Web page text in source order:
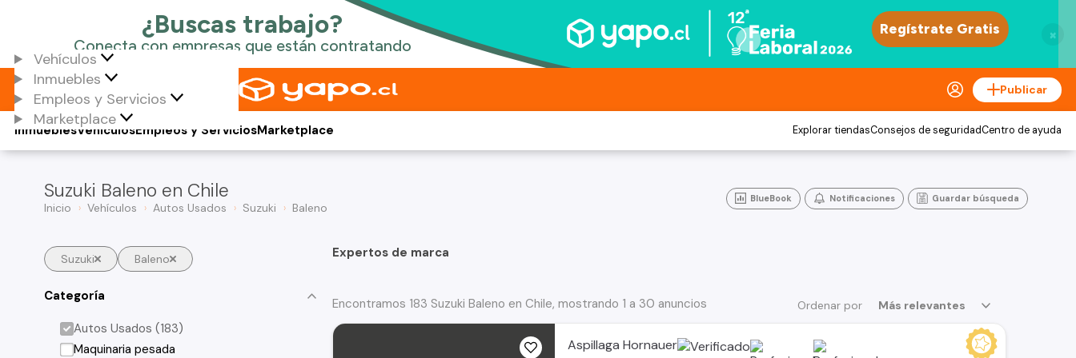
×
Vehículos
Inmuebles
Empleos y Servicios
Marketplace
Publicar
Vehículos
Inmuebles Empleos y ServiciosMarketplace Explorar tiendasConsejos de seguridadCentro de ayuda
Suzuki Baleno en Chile
Inicio Vehículos Autos Usados Suzuki Baleno
BlueBook Notificaciones Guardar búsqueda
Suzuki Baleno
Categoría
Autos Usados (183)
Maquinaria pesada
Expertos de marca
Ordenar por Más relevantes
Encontramos 183 Suzuki Baleno en Chile, mostrando 1 a 30 anuncios
Aspillaga Hornauer